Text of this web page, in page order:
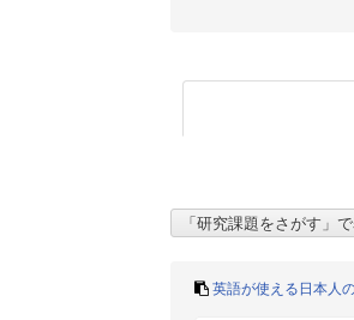
英語が使える日本人